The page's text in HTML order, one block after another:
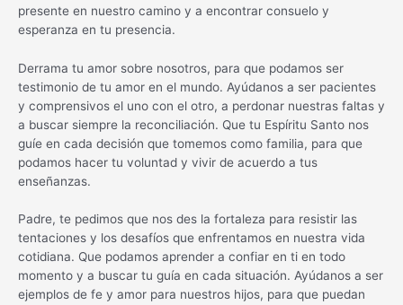
presente en nuestro camino y a encontrar consuelo y
esperanza en tu presencia.
Derrama tu amor sobre nosotros, para que podamos ser
testimonio de tu amor en el mundo. Ayúdanos a ser pacientes
y comprensivos el uno con el otro, a perdonar nuestras faltas y
a buscar siempre la reconciliación. Que tu Espíritu Santo nos
guíe en cada decisión que tomemos como familia, para que
podamos hacer tu voluntad y vivir de acuerdo a tus
enseñanzas.
Padre, te pedimos que nos des la fortaleza para resistir las
tentaciones y los desafíos que enfrentamos en nuestra vida
cotidiana. Que podamos aprender a confiar en ti en todo
momento y a buscar tu guía en cada situación. Ayúdanos a ser
ejemplos de fe y amor para nuestros hijos, para que puedan